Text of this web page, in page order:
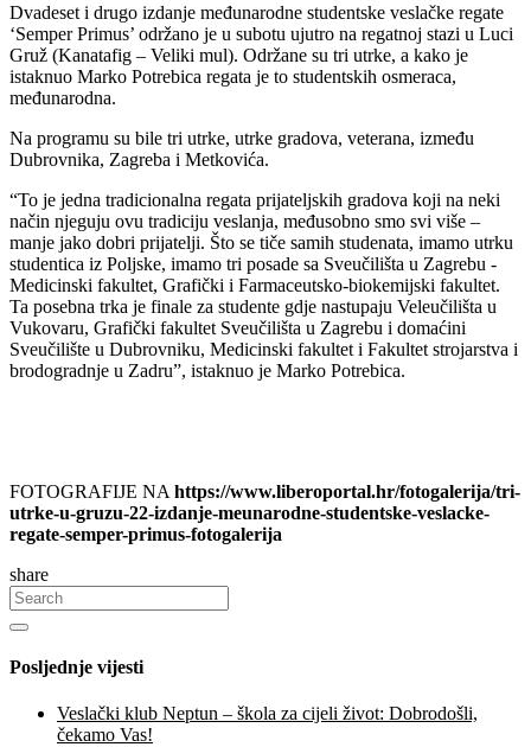
Dvadeset i drugo izdanje međunarodne studentske veslačke regate
‘Semper Primus’ održano je u subotu ujutro na regatnoj stazi u Luci
Gruž (Kanatafig – Veliki mul). Održane su tri utrke, a kako je
istaknuo Marko Potrebica regata je to studentskih osmeraca,
međunarodna.
Na programu su bile tri utrke, utrke gradova, veterana, između
Dubrovnika, Zagreba i Metkovića.
“To je jedna tradicionalna regata prijateljskih gradova koji na neki
način njeguju ovu tradiciju veslanja, međusobno smo svi više –
manje jako dobri prijatelji. Što se tiče samih studenata, imamo utrku
studentica iz Poljske, imamo tri posade sa Sveučilišta u Zagrebu -
Medicinski fakultet, Grafički i Farmaceutsko-biokemijski fakultet.
Ta posebna trka je finale za studente gdje nastupaju Veleučilišta u
Vukovaru, Grafički fakultet Sveučilišta u Zagrebu i domaćini
Sveučilište u Dubrovniku, Medicinski fakultet i Fakultet strojarstva i
brodogradnje u Zadru”, istaknuo je Marko Potrebica.
FOTOGRAFIJE NA https://www.liberoportal.hr/fotogalerija/tri-
utrke-u-gruzu-22-izdanje-meunarodne-studentske-veslacke-
regate-semper-primus-fotogalerija
share
Posljednje vijesti
Veslački klub Neptun – škola za cijeli život: Dobrodošli,
čekamo Vas!